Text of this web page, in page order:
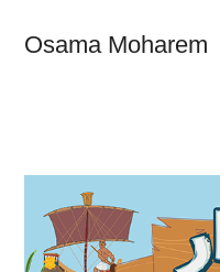
Osama Moharem